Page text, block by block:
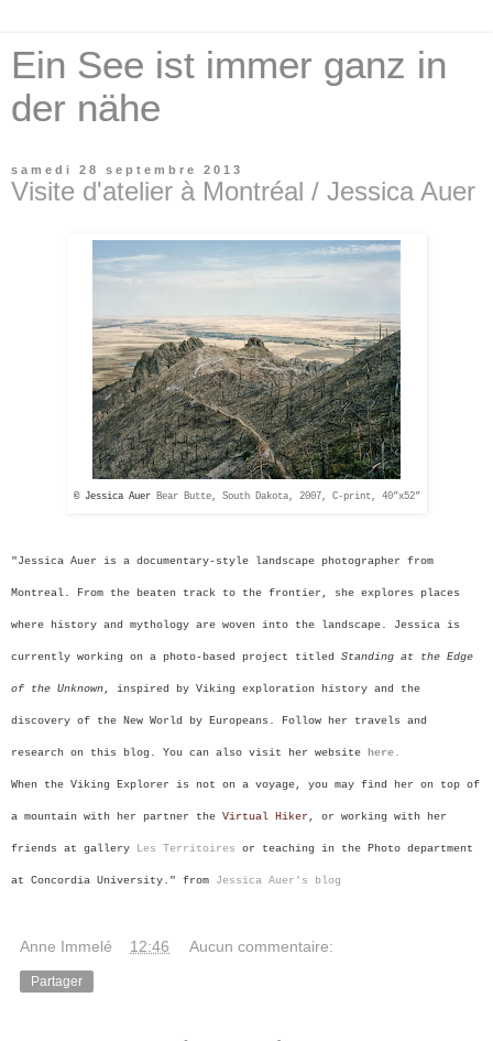
Ein See ist immer ganz in
der nähe
samedi 28 septembre 2013
Visite d'atelier à Montréal / Jessica Auer
© Jessica Auer Bear Butte, South Dakota, 2007, C-print, 40”x52”
"Jessica Auer is a documentary-style landscape photographer from
Montreal. From the beaten track to the frontier, she explores places
where history and mythology are woven into the landscape. Jessica is
currently working on a photo-based project titled Standing at the Edge
of the Unknown, inspired by Viking exploration history and the
discovery of the New World by Europeans. Follow her travels and
research on this blog. You can also visit her website here.
When the Viking Explorer is not on a voyage, you may find her on top of
a mountain with her partner the Virtual Hiker , or working with her
friends at gallery Les Territoires or teaching in the Photo department
at Concordia University." from Jessica Auer's blog
Anne Immelé 12:46 Aucun commentaire:
Partager